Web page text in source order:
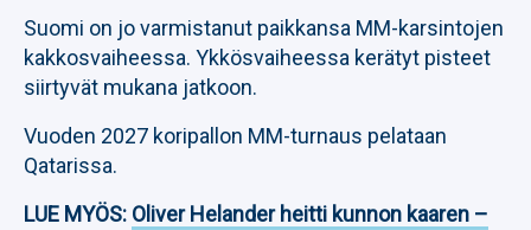
Suomi on jo varmistanut paikkansa MM-karsintojen
kakkosvaiheessa. Ykkösvaiheessa kerätyt pisteet
siirtyvät mukana jatkoon.
Vuoden 2027 koripallon MM-turnaus pelataan
Qatarissa.
LUE MYÖS: Oliver Helander heitti kunnon kaaren –